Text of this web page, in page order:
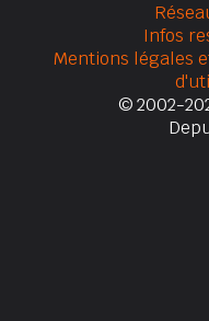
Infos
Mentions légales
© 2002-